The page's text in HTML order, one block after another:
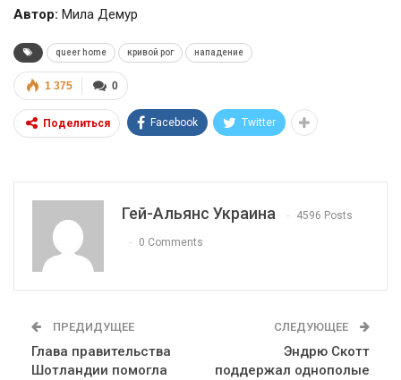
Автор: Мила Демур
queer home кривой рог нападение
0
1 375
Поделиться Facebook Twitter
Гей-Альянс Украина 4596 Posts
0 Comments
ПРЕДИДУЩЕЕ
Глава правительства
Шотландии помогла
СЛЕДУЮЩЕЕ
Эндрю Скотт
поддержал однополые